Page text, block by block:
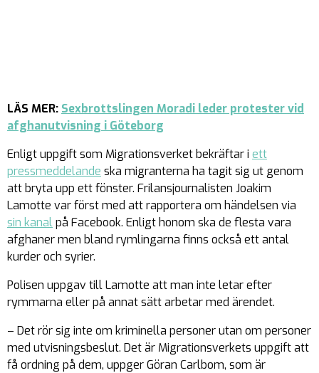
LÄS MER: Sexbrottslingen Moradi leder protester vid
afghanutvisning i Göteborg
Enligt uppgift som Migrationsverket bekräftar i ett
pressmeddelande ska migranterna ha tagit sig ut genom
att bryta upp ett fönster. Frilansjournalisten Joakim
Lamotte var först med att rapportera om händelsen via
sin kanalpå Facebook. Enligt honom ska de flesta vara
afghaner men bland rymlingarna finns också ett antal
kurder och syrier.
Polisen uppgav till Lamotte att man inte letar efter
rymmarna eller på annat sätt arbetar med ärendet.
– Det rör sig inte om kriminella personer utan om personer
med utvisningsbeslut. Det är Migrationsverkets uppgift att
få ordning på dem, uppger Göran Carlbom, som är